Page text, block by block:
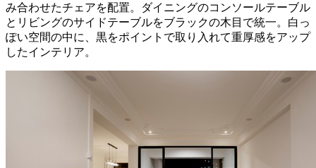
み合わせたチェアを配置。ダイニングのコンソールテーブル
とリビングのサイドテーブルをブラックの木目で統一。白っ
ぽい空間の中に、黒をポイントで取り入れて重厚感をアップ
したインテリア。